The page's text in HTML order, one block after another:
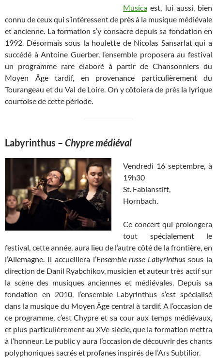
Musica est, lui aussi, bien
connu de ceux qui s’intéressent de près à la musique médiévale
et ancienne. La formation s’y consacre depuis sa fondation en
1992. Désormais sous la houlette de Nicolas Sansarlat qui a
succédé à Antoine Guerber, l’ensemble proposera au festival
un programme rare élaboré à partir de Chansonniers du
Moyen Âge tardif, en provenance particulièrement du
Tourangeau et du Val de Loire. On y côtoiera de près la lyrique
courtoise de cette période.
Labyrinthus – Chypre médiéval
Vendredi 16 septembre, à
19h30
St. Fabianstift,
Hornbach.
Ce concert qui prolongera
tout spécialement le
festival, cette année, aura lieu de l’autre côté de la frontière, en
l’Allemagne. Il accueillera l’Ensemble russe Labyrinthus sous la
direction de Danil Ryabchikov, musicien et auteur très actif sur
la scène des musiques anciennes et médiévales. Depuis sa
fondation en 2010, l’ensemble Labyrinthus s’est spécialisé
dans la musique du Moyen Âge central à tardif. A l’occasion de
ce programme, c’est Chypre et sa cour aux temps médiévaux,
et plus particulièrement au XVe siècle, que la formation mettra
à l’honneur. Le public y aura l’occasion de découvrir des chants
polyphoniques sacrés et profanes inspirés de l’Ars Subtilior.